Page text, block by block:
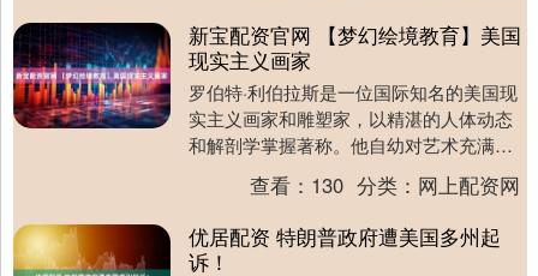
新宝配资官网 【梦幻绘境教育】美国
现实主义画家
罗伯特·利伯拉斯是一位国际知名的美国现
实主义画家和雕塑家，以精湛的人体动态
和解剖学掌握著称。他自幼对艺术充满热
情，通过自学和奖学金在乔治华盛顿大学
获得美术学位。....
查看： 130 分类： 网上配资网
优居配资 特朗普政府遭美国多州起
诉！